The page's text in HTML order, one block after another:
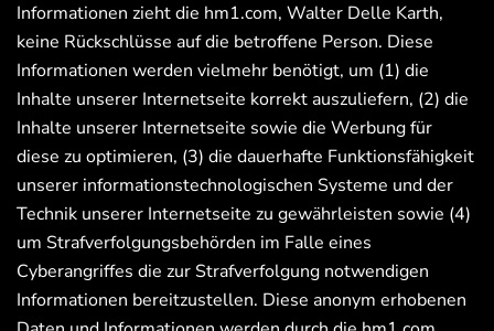
Informationen zieht die hm1.com, Walter Delle Karth,
keine Rückschlüsse auf die betroffene Person. Diese
Informationen werden vielmehr benötigt, um (1) die
Inhalte unserer Internetseite korrekt auszuliefern, (2) die
Inhalte unserer Internetseite sowie die Werbung für
diese zu optimieren, (3) die dauerhafte Funktionsfähigkeit
unserer informationstechnologischen Systeme und der
Technik unserer Internetseite zu gewährleisten sowie (4)
um Strafverfolgungsbehörden im Falle eines
Cyberangriffes die zur Strafverfolgung notwendigen
Informationen bereitzustellen. Diese anonym erhobenen